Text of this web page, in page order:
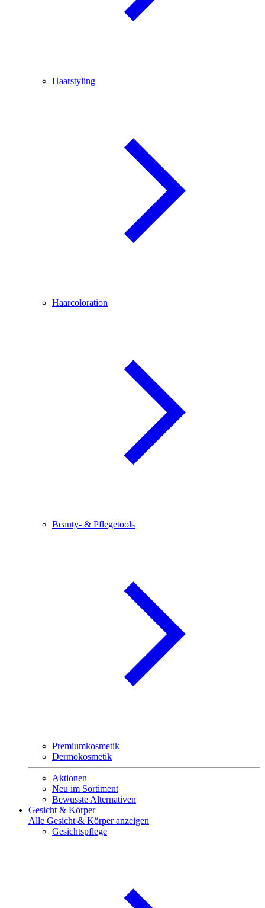
Haarstyling
Haarcoloration
Beauty- & Pflegetools
Premiumkosmetik
Dermokosmetik
Aktionen
Neu im Sortiment
Bewusste Alternativen
Gesicht & Körper
Alle Gesicht & Körper anzeigen
Gesichtspflege